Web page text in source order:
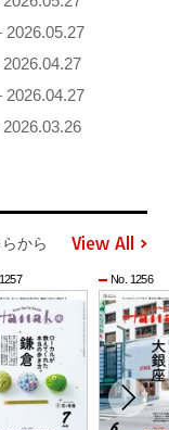
から View All
No. 1256